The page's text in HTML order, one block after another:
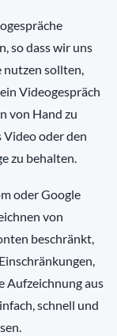
so dass wir uns
nutzen sollten,
Videogespräch
von Hand zu
Video oder den
zu behalten.
oder Google
von
beschränkt,
Aufzeichnung aus
schnell und